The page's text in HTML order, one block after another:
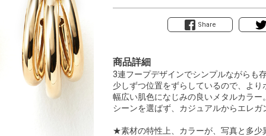
Share
商品詳細
3連フープデザインでシンプルながらも
少しずつ位置をずらしているので、より
幅広い肌色になじみの良いメタルカラー。
シーンを選ばず、カジュアルからエレガ
★素材の特性上、カラーが、写真と多少